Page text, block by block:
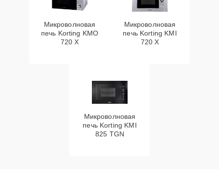
Микроволновая
печь Korting KMO
720 X
Микроволновая
печь Korting KMI
720 X
Микроволновая
печь Korting KMI
825 TGN